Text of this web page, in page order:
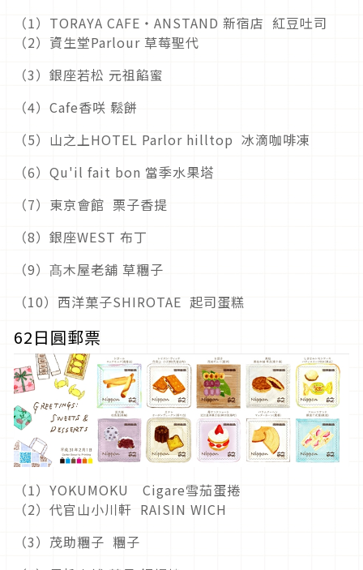
（1）TORAYA CAFE・ANSTAND 新宿店 紅豆吐司
（2）資生堂Parlour 草莓聖代
（3）銀座若松 元祖餡蜜
（4）Cafe香咲 鬆餅
（5）山之上HOTEL Parlor hilltop 冰滴咖啡凍
（6）Qu'il fait bon 當季水果塔
（7）東京會館 栗子香提
（8）銀座WEST 布丁
（9）髙木屋老舖 草糰子
（10）西洋菓子SHIROTAE 起司蛋糕
62日圓郵票
（1）YOKUMOKU Cigare雪茄蛋捲
（2）代官山小川軒 RAISIN WICH
（3）茂助糰子 糰子